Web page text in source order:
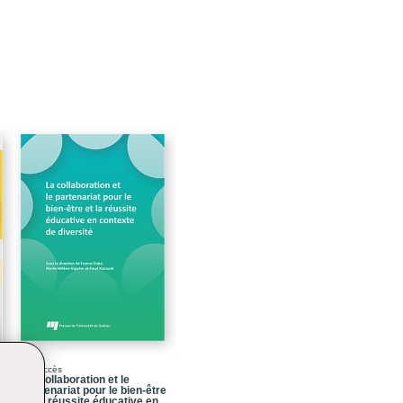
Libre accès
La collaboration et le
partenariat pour le bien-être